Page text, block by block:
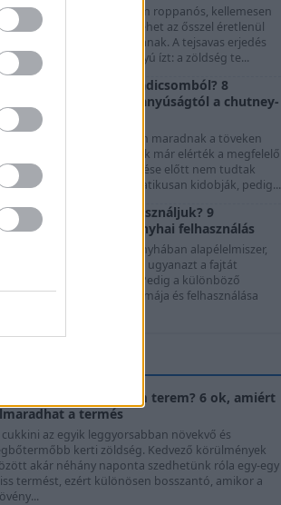
fermentált zöld paradicsom roppanós, kellemesen
és fűszeres módja lehet az ősszel éretlenül
maradt termés felhasználásának. A tejsavas erjedés
nem ecet adja a savanyú ízt: a zöldség te...
Mit készítsünk zöld paradicsomból? 8
felhasználási mód a savanyúságtól a chutney-
Nyár végén és ősszel gyakran maradnak a töveken
olyan paradicsomok, amelyek már elérték a megfelelő
de az időjárás lehűlése előtt nem tudtak
Ezeket sokan automatikusan kidobják, pedig...
hagymát mire használjuk? 9
ízek és konyhai felhasználás
A hagyma szinte minden konyhában alapélelmiszer,
mégis sokan automatikusan ugyanazt a fajtát
használják minden ételhez. Pedig a különböző
íze, állaga, aromája és felhasználása
Cukkini virágzik, de nem terem? 6 ok, amiért
a termés
cukkini az egyik leggyorsabban növekvő és
kerti zöldség. Kedvező körülmények
akár néhány naponta szedhetünk róla egy-egy
termést, ezért különösen bosszantó, amikor a